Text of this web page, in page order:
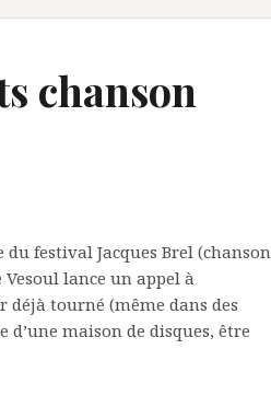
chanson
festival Jacques Brel (chanson
lance un appel à
tourné (même dans des
maison de disques, être